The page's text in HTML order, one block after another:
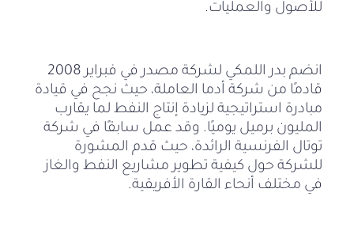
للأصول والعمليات.
انضم بدر اللمكي لشركة مصدر في فبراير 2008
قادمًا من شركة أدما العاملة، حيث نجح في قيادة
مبادرة استراتيجية لزيادة إنتاج النفط لما يقارب
المليون برميل يوميًا. وقد عمل سابقًا في شركة
توتال الفرنسية الرائدة، حيث قدم المشورة
للشركة حول كيفية تطوير مشاريع النفط والغاز
في مختلف أنحاء القارة الأفريقية.